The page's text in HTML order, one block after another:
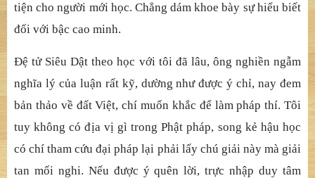
tiện cho người mới học. Chẳng dám khoe bày sự hiểu biết
đối với bậc cao minh.
Đệ tử Siêu Dật theo học với tôi đã lâu, ông nghiền ngẫm
nghĩa lý của luận rất kỹ, dường như được ý chỉ, nay đem
bản thảo về đất Việt, chí muốn khắc để làm pháp thí. Tôi
tuy không có địa vị gì trong Phật pháp, song kẻ hậu học
có chí tham cứu đại pháp lại phải lấy chú giải này mà giải
tan mối nghi. Nếu được ý quên lời, trực nhập duy tâm